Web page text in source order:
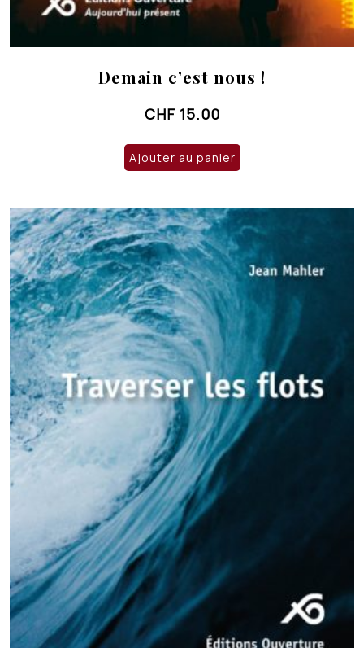
Demain c’est nous !
CHF 15.00
Ajouter au panier